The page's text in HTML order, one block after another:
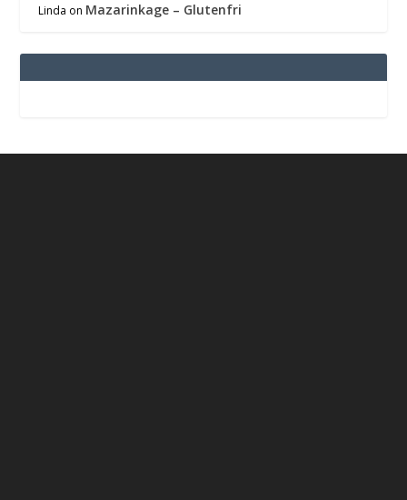
Linda on Mazarinkage – Glutenfri